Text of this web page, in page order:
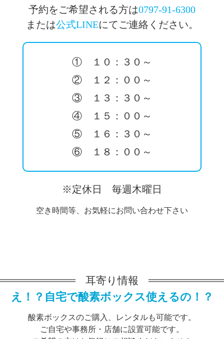
予約をご希望される方は0797-91-6300
または公式LINEにてご連絡ください。
① １０：３０～
② １２：００～
③ １３：３０～
④ １５：００～
⑤ １６：３０～
⑥ １８：００～
※定休日 毎週木曜日
空き時間等、お気軽にお問い合わせ下さい
耳寄り情報
え！？自宅で酸素ボックス使えるの！？
酸素ボックスのご購入、レンタルも可能です。
ご自宅や事務所・店舗に設置可能です。